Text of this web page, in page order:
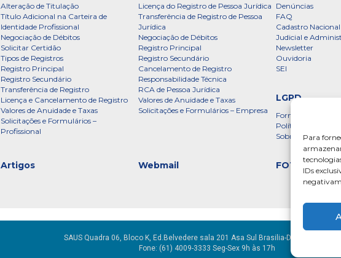
Para
IDs
Alteração de Titulação
Título Adicional na Carteira de
Identidade Profissional
Negociação de Débitos
Solicitar Certidão
Tipos de Registros
Registro Principal
Registro Secundário
Transferência de Registro
Licença e Cancelamento de Registro
Valores de Anuidade e Taxas
Solicitações e Formulários –
Profissional
Licença do Registro de Pessoa Jurídica
Transferência de Registro de Pessoa
Jurídica
Negociação de Débitos
Registro Principal
Registro Secundário
Cancelamento de Registro
Responsabilidade Técnica
RCA de Pessoa Jurídica
Valores de Anuidade e Taxas
Solicitações e Formulários – Empresa
Denúncias
FAQ
Cadastro
Judicial e
Newsletter
Ouvidoria
SEI
LGPD
Formulário
Política de
Sobre a LGPD
FOTOS
Webmail
Artigos
SAUS Quadra 06, Bloco K, Ed.Belvedere sala 201 Asa Sul Brasilia-DF CEP: 70070-
Fone: (61) 4009-3333 Seg-Sex 9h às 17h